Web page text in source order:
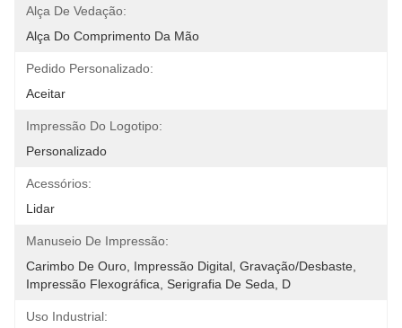
Alça De Vedação:
Alça Do Comprimento Da Mão
Pedido Personalizado:
Aceitar
Impressão Do Logotipo:
Personalizado
Acessórios:
Lidar
Manuseio De Impressão:
Carimbo De Ouro, Impressão Digital, Gravação/desbaste,
Impressão Flexográfica, Serigrafia De Seda, D
Uso Industrial: